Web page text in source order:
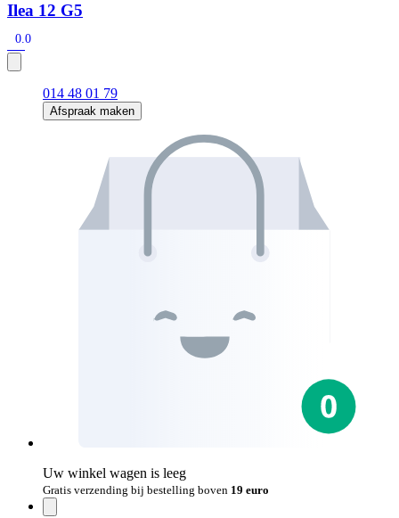
Ilea 12 G5
0.0
014 48 01 79
Afspraak maken
Uw winkel wagen is leeg
Gratis verzending bij bestelling boven 19 euro